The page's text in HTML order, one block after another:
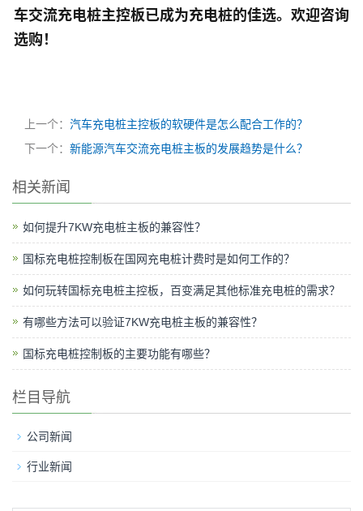
车交流充电桩主控板已成为充电桩的佳选。欢迎咨询
选购！
上一个： 汽车充电桩主控板的软硬件是怎么配合工作的？
下一个： 新能源汽车交流充电桩主板的发展趋势是什么？
相关新闻
如何提升7KW充电桩主板的兼容性？
国标充电桩控制板在国网充电桩计费时是如何工作的？
如何玩转国标充电桩主控板，百变满足其他标准充电桩的需求？
有哪些方法可以验证7KW充电桩主板的兼容性？
国标充电桩控制板的主要功能有哪些？
栏目导航
公司新闻
行业新闻